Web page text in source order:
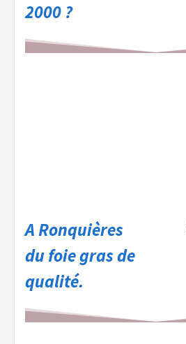
2000 ?
A Ronquières
du foie gras de
qualité.